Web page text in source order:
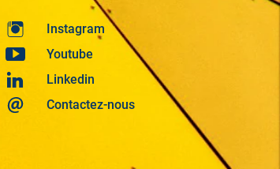
Instagram
Youtube
Linkedin
Contactez-nous